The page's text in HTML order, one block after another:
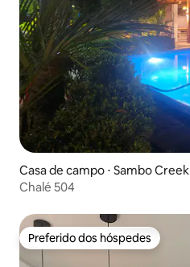
Casa de campo ⋅ Sambo Creek
Chalé 504
Preferido dos hóspedes
Preferido dos hóspedes